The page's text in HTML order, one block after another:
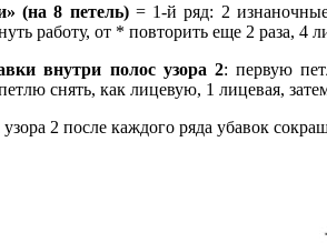
(на 8 петель)= 1-й ряд: 2
работу, от * повторить еще 2 раза,
внутри полос узора 2: первую
снять, как лицевую, 1 лицевая,
2 после каждого ряда убавок